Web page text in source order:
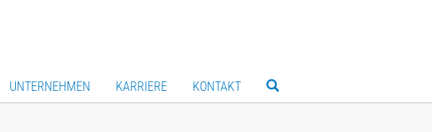
UNTERNEHMEN KARRIERE KONTAKT